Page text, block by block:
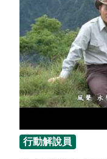
行動解說員